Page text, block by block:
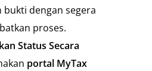
bukti dengan segera
proses.
Status Secara
portal MyTax